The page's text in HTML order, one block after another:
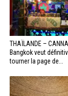
THAÏLANDE –
Bangkok veut
tourner la page de...